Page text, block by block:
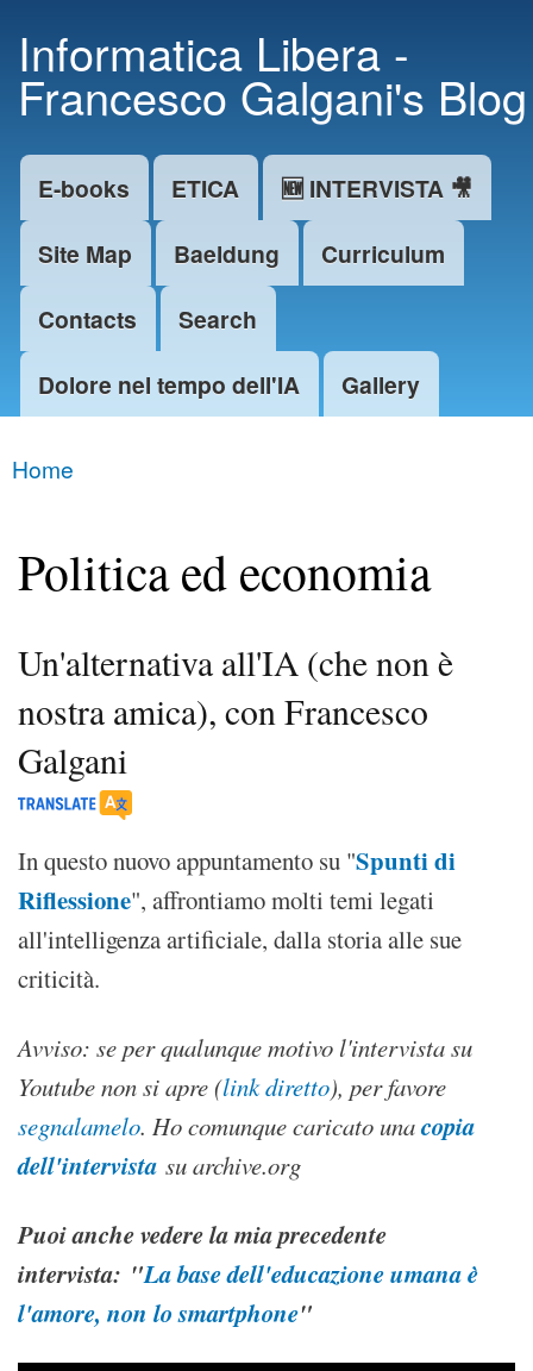
main
content
Informatica Libera -
Francesco Galgani's Blog
Main menu
E-books ETICA
🆕 INTERVISTA 🎥
Site Map
Baeldung
Curriculum
Contacts
Search
Dolore nel tempo dell'IA
Gallery
You are here
Home
Politica ed economia
Un'alternativa all'IA (che non è
nostra amica), con Francesco
Galgani
In questo nuovo appuntamento su "Spunti di
Riflessione", affrontiamo molti temi legati
all'intelligenza artificiale, dalla storia alle sue
criticità.
Avviso: se per qualunque motivo l'intervista su
Youtube non si apre (link diretto), per favore
segnalamelo. Ho comunque caricato unacopia
dell'intervista su archive.org
Puoi anche vedere la mia precedente
intervista: "La base dell'educazione umana è
l'amore, non lo smartphone"